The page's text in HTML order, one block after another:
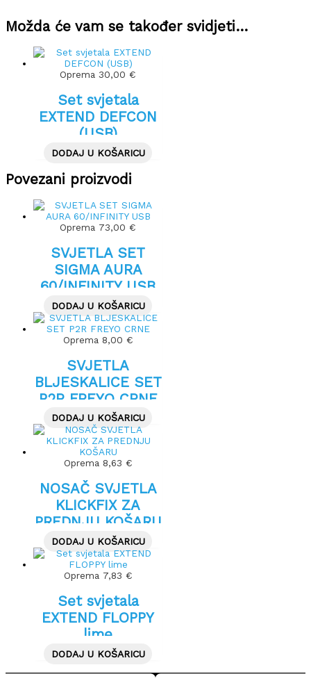
Možda će vam se također svidjeti…
Oprema 30,00 €
Set svjetala
EXTEND DEFCON
(USB)
DODAJ U KOŠARICU
Povezani proizvodi
Oprema 73,00 €
SVJETLA SET
SIGMA AURA
60/INFINITY USB
DODAJ U KOŠARICU
Oprema 8,00 €
SVJETLA
BLJESKALICE SET
P2R FREYO CRNE
DODAJ U KOŠARICU
Oprema 8,63 €
NOSAČ SVJETLA
KLICKFIX ZA
PREDNJU KOŠARU
DODAJ U KOŠARICU
Oprema 7,83 €
Set svjetala
EXTEND FLOPPY
lime
DODAJ U KOŠARICU